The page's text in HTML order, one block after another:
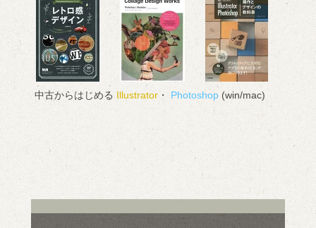
中古からはじめる Illustrator ・Photoshop (win/mac)